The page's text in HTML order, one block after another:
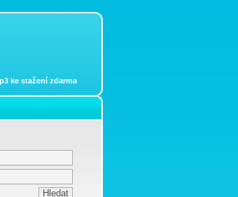
ke stažení zdarma